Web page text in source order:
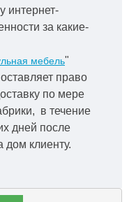
интернет-
за какие-
мебель"
право
по мере
в течение
дней после
дом клиенту.